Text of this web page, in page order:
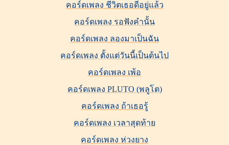
คอร์ดเพลง ชีวิตเธอดีอยู่แล้ว
คอร์ดเพลง รอฟังคำนั้น
คอร์ดเพลง ลองมาเป็นฉัน
คอร์ดเพลง ตั้งแต่วันนี้เป็นต้นไป
คอร์ดเพลง เพ้อ
คอร์ดเพลง PLUTO (พลูโต)
คอร์ดเพลง ถ้าเธอรู้
คอร์ดเพลง เวลาสุดท้าย
คอร์ดเพลง ห่วงยาง